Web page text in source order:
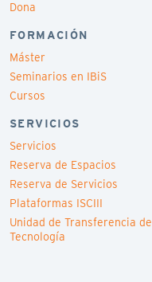
Dona
FORMACIÓN
Máster
Seminarios en IBiS
Cursos
SERVICIOS
Servicios
Reserva de Espacios
Reserva de Servicios
Plataformas ISCIII
Unidad de Transferencia de
Tecnología